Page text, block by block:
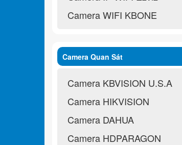
Camera WIFI KBONE
Camera Quan Sát
Camera KBVISION U.S.A
Camera HIKVISION
Camera DAHUA
Camera HDPARAGON